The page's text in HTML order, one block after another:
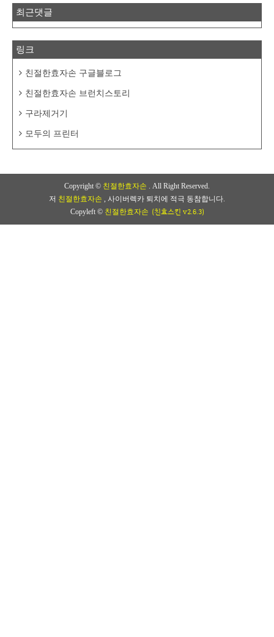
최근댓글
링크
친절한효자손 구글블로그
친절한효자손 브런치스토리
구라제거기
모두의 프린터
Copyright © 친절한효자손 . All Right Reserved.
저 친절한효자손 , 사이버렉카 퇴치에 적극 동참합니다.
Copyleft © 친절한효자손 (친효스킨 v2.6.3)